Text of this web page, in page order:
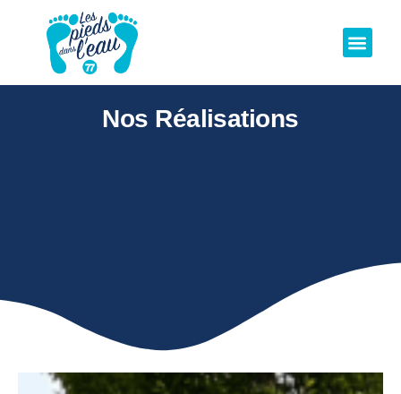
Nos Réalisations